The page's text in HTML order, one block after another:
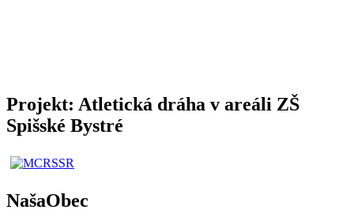
Projekt: Atletická dráha v areáli ZŠ
Spišské Bystré
NašaObec